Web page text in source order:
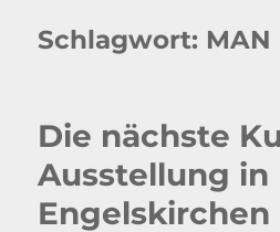
Schlagwort: MAN
Die nächste
Ausstellung in
Engelskirchen